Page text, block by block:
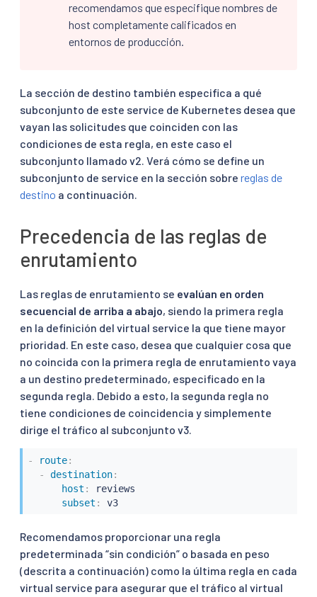
recomendamos que especifique nombres de
host completamente calificados en
entornos de producción.
La sección de destino también especifica a qué
subconjunto de este service de Kubernetes desea que
vayan las solicitudes que coinciden con las
condiciones de esta regla, en este caso el
subconjunto llamado v2. Verá cómo se define un
subconjunto de service en la sección sobre reglas de
destino a continuación.
Precedencia de las reglas de
enrutamiento
Las reglas de enrutamiento se evalúan en orden
secuencial de arriba a abajo, siendo la primera regla
en la definición del virtual service la que tiene mayor
prioridad. En este caso, desea que cualquier cosa que
no coincida con la primera regla de enrutamiento vaya
a un destino predeterminado, especificado en la
segunda regla. Debido a esto, la segunda regla no
tiene condiciones de coincidencia y simplemente
dirige el tráfico al subconjunto v3.
- route:
-
destination:
host :
reviews
subset : v3
Recomendamos proporcionar una regla
predeterminada “sin condición” o basada en peso
(descrita a continuación) como la última regla en cada
virtual service para asegurar que el tráfico al virtual